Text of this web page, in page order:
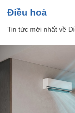
Điều hoà
Tin tức mới nhất về